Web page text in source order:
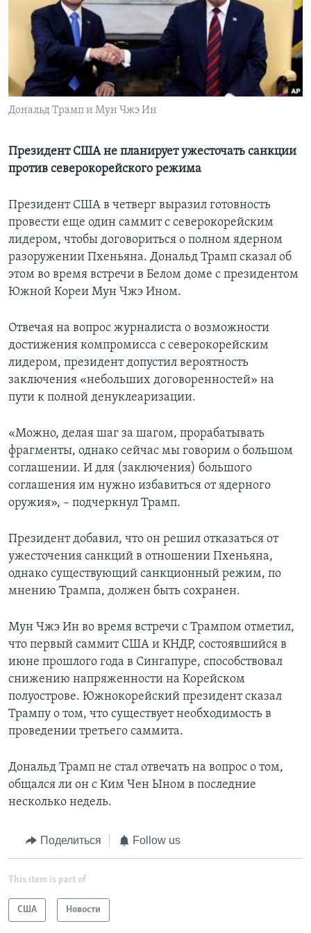
Learning English
СОЦИАЛЬНЫЕ СЕТИ
Дональд Трамп и Мун Чжэ Ин
Президент США не планирует ужесточать санкции
против северокорейского режима
Президент США в четверг выразил готовность
провести еще один саммит с северокорейским
лидером, чтобы договориться о полном ядерном
разоружении Пхеньяна. Дональд Трамп сказал об
этом во время встречи в Белом доме с президентом
Южной Кореи Мун Чжэ Ином.
Отвечая на вопрос журналиста о возможности
достижения компромисса с северокорейским
лидером, президент допустил вероятность
заключения «небольших договоренностей» на
пути к полной денуклеаризации.
«Можно, делая шаг за шагом, прорабатывать
фрагменты, однако сейчас мы говорим о большом
соглашении. И для (заключения) большого
соглашения им нужно избавиться от ядерного
оружия», – подчеркнул Трамп.
Президент добавил, что он решил отказаться от
ужесточения санкций в отношении Пхеньяна,
однако существующий санкционный режим, по
мнению Трампа, должен быть сохранен.
Мун Чжэ Ин во время встречи с Трампом отметил,
что первый саммит США и КНДР, состоявшийся в
июне прошлого года в Сингапуре, способствовал
снижению напряженности на Корейском
полуострове. Южнокорейский президент сказал
Трампу о том, что существует необходимость в
проведении третьего саммита.
Дональд Трамп не стал отвечать на вопрос о том,
общался ли он с Ким Чен Ыном в последние
несколько недель.
Поделиться Follow us
This item is part of
США Новости